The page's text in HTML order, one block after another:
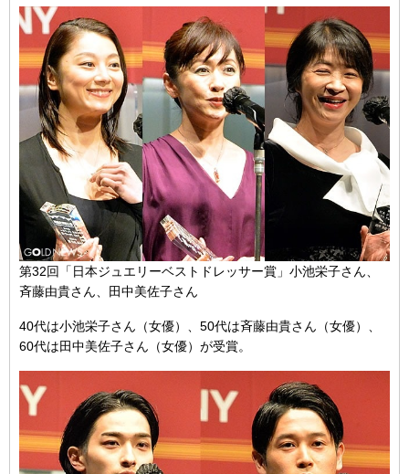
第32回「日本ジュエリーベストドレッサー賞」小池栄子さん、
斉藤由貴さん、田中美佐子さん
40代は小池栄子さん（女優）、50代は斉藤由貴さん（女優）、
60代は田中美佐子さん（女優）が受賞。